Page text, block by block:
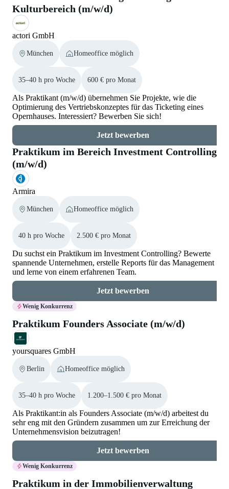
Kulturbereich (m/w/d)
actori GmbH
München Homeoffice möglich
35–40 h pro Woche 600 € pro Monat
Als Praktikant (m/w/d) übernehmen Sie Projekte, wie die
Optimierung des Vertriebskonzeptes für das Ticketing eines
Opernhauses. Interessiert? Bewerben Sie sich!
Jetzt bewerben
Praktikum im Bereich Investment Controlling
(m/w/d)
Armira
München Homeoffice möglich
40 h pro Woche 2.500 € pro Monat
Du suchst ein Praktikum im Investment Controlling? Bewerte
spannende Unternehmen, erstelle Reports für das Management
und lerne von einem erfahrenen Team.
Jetzt bewerben
Wenig Konkurrenz
Praktikum Founders Associate (m/w/d)
yoursquares GmbH
Berlin Homeoffice möglich
35–40 h pro Woche 1.200–1.500 € pro Monat
Als Praktikant:in als Founders Associate (m/w/d) arbeitest du
sehr eng mit den Gründern zusammen um zur Erreichung der
Unternehmensvision beizutragen!
Jetzt bewerben
Wenig Konkurrenz
Praktikum in der Immobilienverwaltung